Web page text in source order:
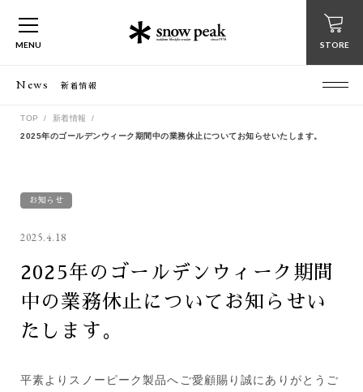
MENU STORE
News 新着情報
TOP
新着情報
2025年のゴールデンウィーク期間中の業務休止についてお知らせいたします。
お知らせ
2025.4.18
2025年のゴールデンウィーク期間
中の業務休止についてお知らせい
たします。
平素よりスノーピーク製品へご愛顧賜り誠にありがとうご